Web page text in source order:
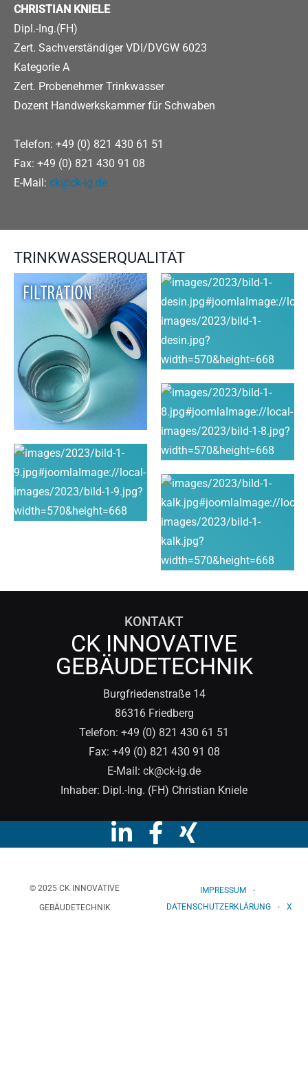
CHRISTIAN KNIELE
Dipl.-Ing.(FH)
Zert. Sachverständiger VDI/DVGW 6023
Kategorie A
Zert. Probenehmer Trinkwasser
Dozent Handwerkskammer für Schwaben
Telefon: +49 (0) 821 430 61 51
Fax: +49 (0) 821 430 91 08
E-Mail: ck@ck-ig.de
TRINKWASSERQUALITÄT
KONTAKT
CK INNOVATIVE
GEBÄUDETECHNIK
Burgfriedenstraße 14
86316 Friedberg
Telefon: +49 (0) 821 430 61 51
Fax: +49 (0) 821 430 91 08
E-Mail: ck@ck-ig.de
Inhaber: Dipl.-Ing. (FH) Christian Kniele
© 2025 CK INNOVATIVE
GEBÄUDETECHNIK
IMPRESSUM
DATENSCHUTZERKLÄRUNG
X